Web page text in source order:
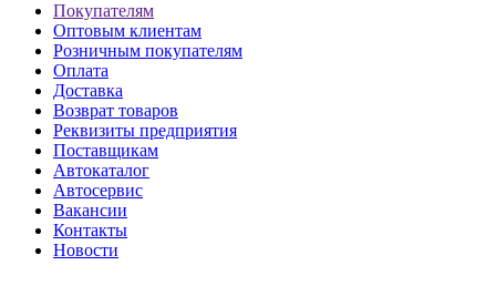
Покупателям
Оптовым клиентам
Розничным покупателям
Оплата
Доставка
Возврат товаров
Реквизиты предприятия
Поставщикам
Автокаталог
Автосервис
Вакансии
Контакты
Новости